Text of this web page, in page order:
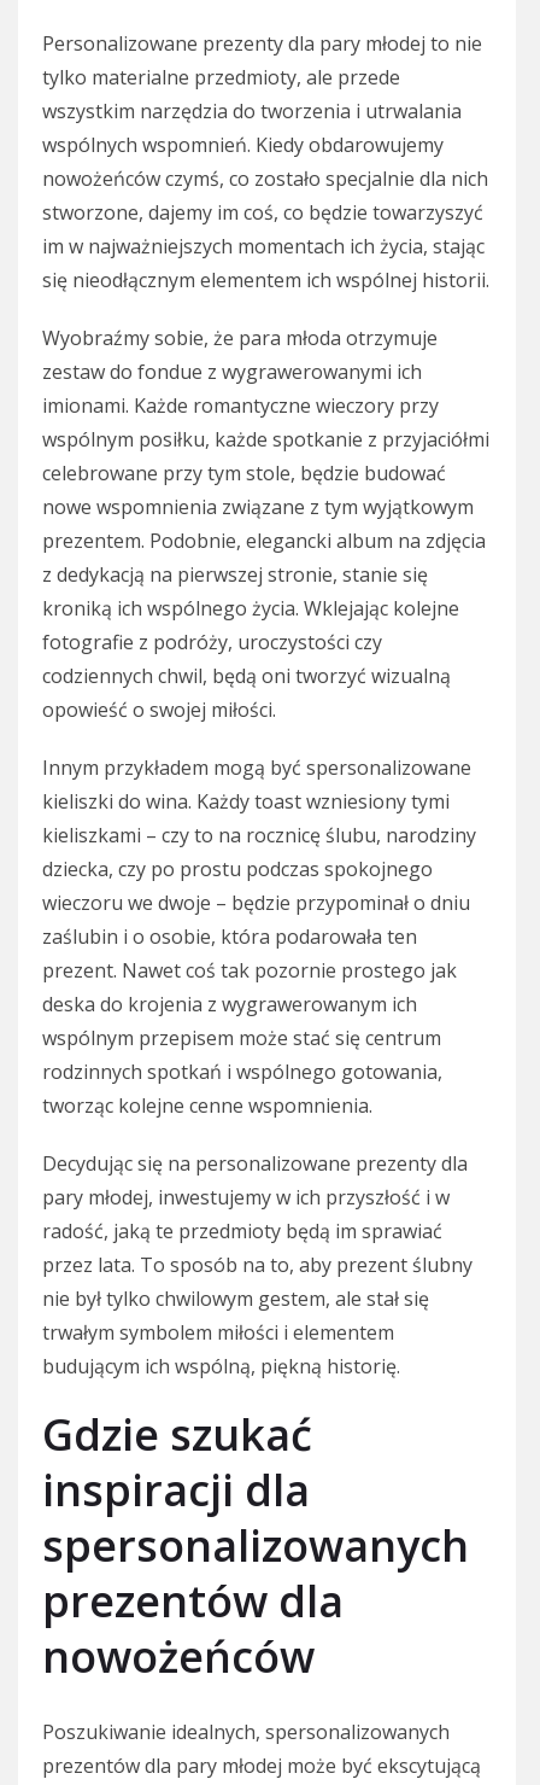
Personalizowane prezenty dla pary młodej to nie
tylko materialne przedmioty, ale przede
wszystkim narzędzia do tworzenia i utrwalania
wspólnych wspomnień. Kiedy obdarowujemy
nowożeńców czymś, co zostało specjalnie dla nich
stworzone, dajemy im coś, co będzie towarzyszyć
im w najważniejszych momentach ich życia, stając
się nieodłącznym elementem ich wspólnej historii.
Wyobraźmy sobie, że para młoda otrzymuje
zestaw do fondue z wygrawerowanymi ich
imionami. Każde romantyczne wieczory przy
wspólnym posiłku, każde spotkanie z przyjaciółmi
celebrowane przy tym stole, będzie budować
nowe wspomnienia związane z tym wyjątkowym
prezentem. Podobnie, elegancki album na zdjęcia
z dedykacją na pierwszej stronie, stanie się
kroniką ich wspólnego życia. Wklejając kolejne
fotografie z podróży, uroczystości czy
codziennych chwil, będą oni tworzyć wizualną
opowieść o swojej miłości.
Innym przykładem mogą być spersonalizowane
kieliszki do wina. Każdy toast wzniesiony tymi
kieliszkami – czy to na rocznicę ślubu, narodziny
dziecka, czy po prostu podczas spokojnego
wieczoru we dwoje – będzie przypominał o dniu
zaślubin i o osobie, która podarowała ten
prezent. Nawet coś tak pozornie prostego jak
deska do krojenia z wygrawerowanym ich
wspólnym przepisem może stać się centrum
rodzinnych spotkań i wspólnego gotowania,
tworząc kolejne cenne wspomnienia.
Decydując się na personalizowane prezenty dla
pary młodej, inwestujemy w ich przyszłość i w
radość, jaką te przedmioty będą im sprawiać
przez lata. To sposób na to, aby prezent ślubny
nie był tylko chwilowym gestem, ale stał się
trwałym symbolem miłości i elementem
budującym ich wspólną, piękną historię.
Gdzie szukać
inspiracji dla
spersonalizowanych
prezentów dla
nowożeńców
Poszukiwanie idealnych, spersonalizowanych
prezentów dla pary młodej może być ekscytującą